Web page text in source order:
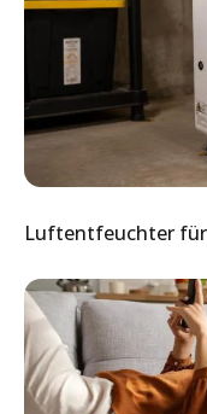
Luftentfeuchter für